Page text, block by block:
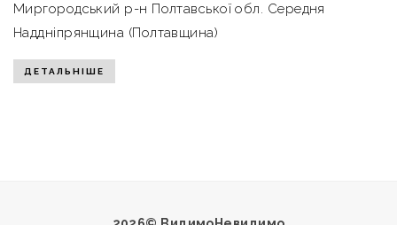
Миргородський р-н Полтавської обл. Середня
Наддніпрянщина (Полтавщина)
ДЕТАЛЬНІШЕ